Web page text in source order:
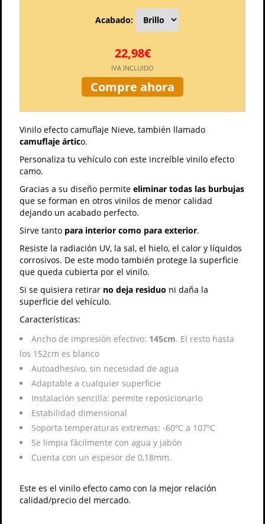
Acabado:
22,98€
IVA INCLUIDO
Compre ahora
Vinilo efecto camuflaje Nieve, también llamado
camuflaje ártico.
Personaliza tu vehículo con este increíble vinilo efecto
camo.
Gracias a su diseño permite eliminar todas las burbujas
que se forman en otros vinilos de menor calidad
dejando un acabado perfecto.
Sirve tanto para interior como para exterior.
Resiste la radiación UV, la sal, el hielo, el calor y líquidos
corrosivos. De este modo también protege la superficie
que queda cubierta por el vinilo.
Si se quisiera retirar no deja residuo ni daña la
superficie del vehículo.
Características:
Ancho de impresión efectivo: 145cm. El resto hasta
los 152cm es blanco
Autoadhesivo, sin necesidad de agua
Adaptable a cualquier superficie
Instalación sencilla: permite reposicionarlo
Estabilidad dimensional
Soporta temperaturas extremas: -60ºC a 107ºC
Se limpia fácilmente con agua y jabón
Cuenta con un espesor de 0,18mm.
Este es el vinilo efecto camo con la mejor relación
calidad/precio del mercado.